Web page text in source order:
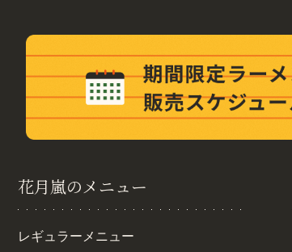
花月嵐のメニュー
レギュラーメニュー